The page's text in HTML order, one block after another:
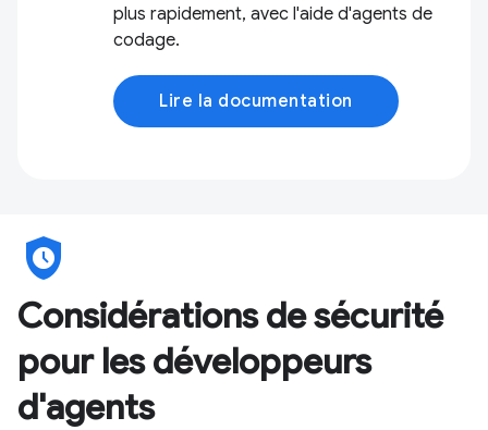
plus rapidement, avec l'aide d'agents de
codage.
Lire la documentation
safety_check
Considérations de sécurité
pour les développeurs
d'agents